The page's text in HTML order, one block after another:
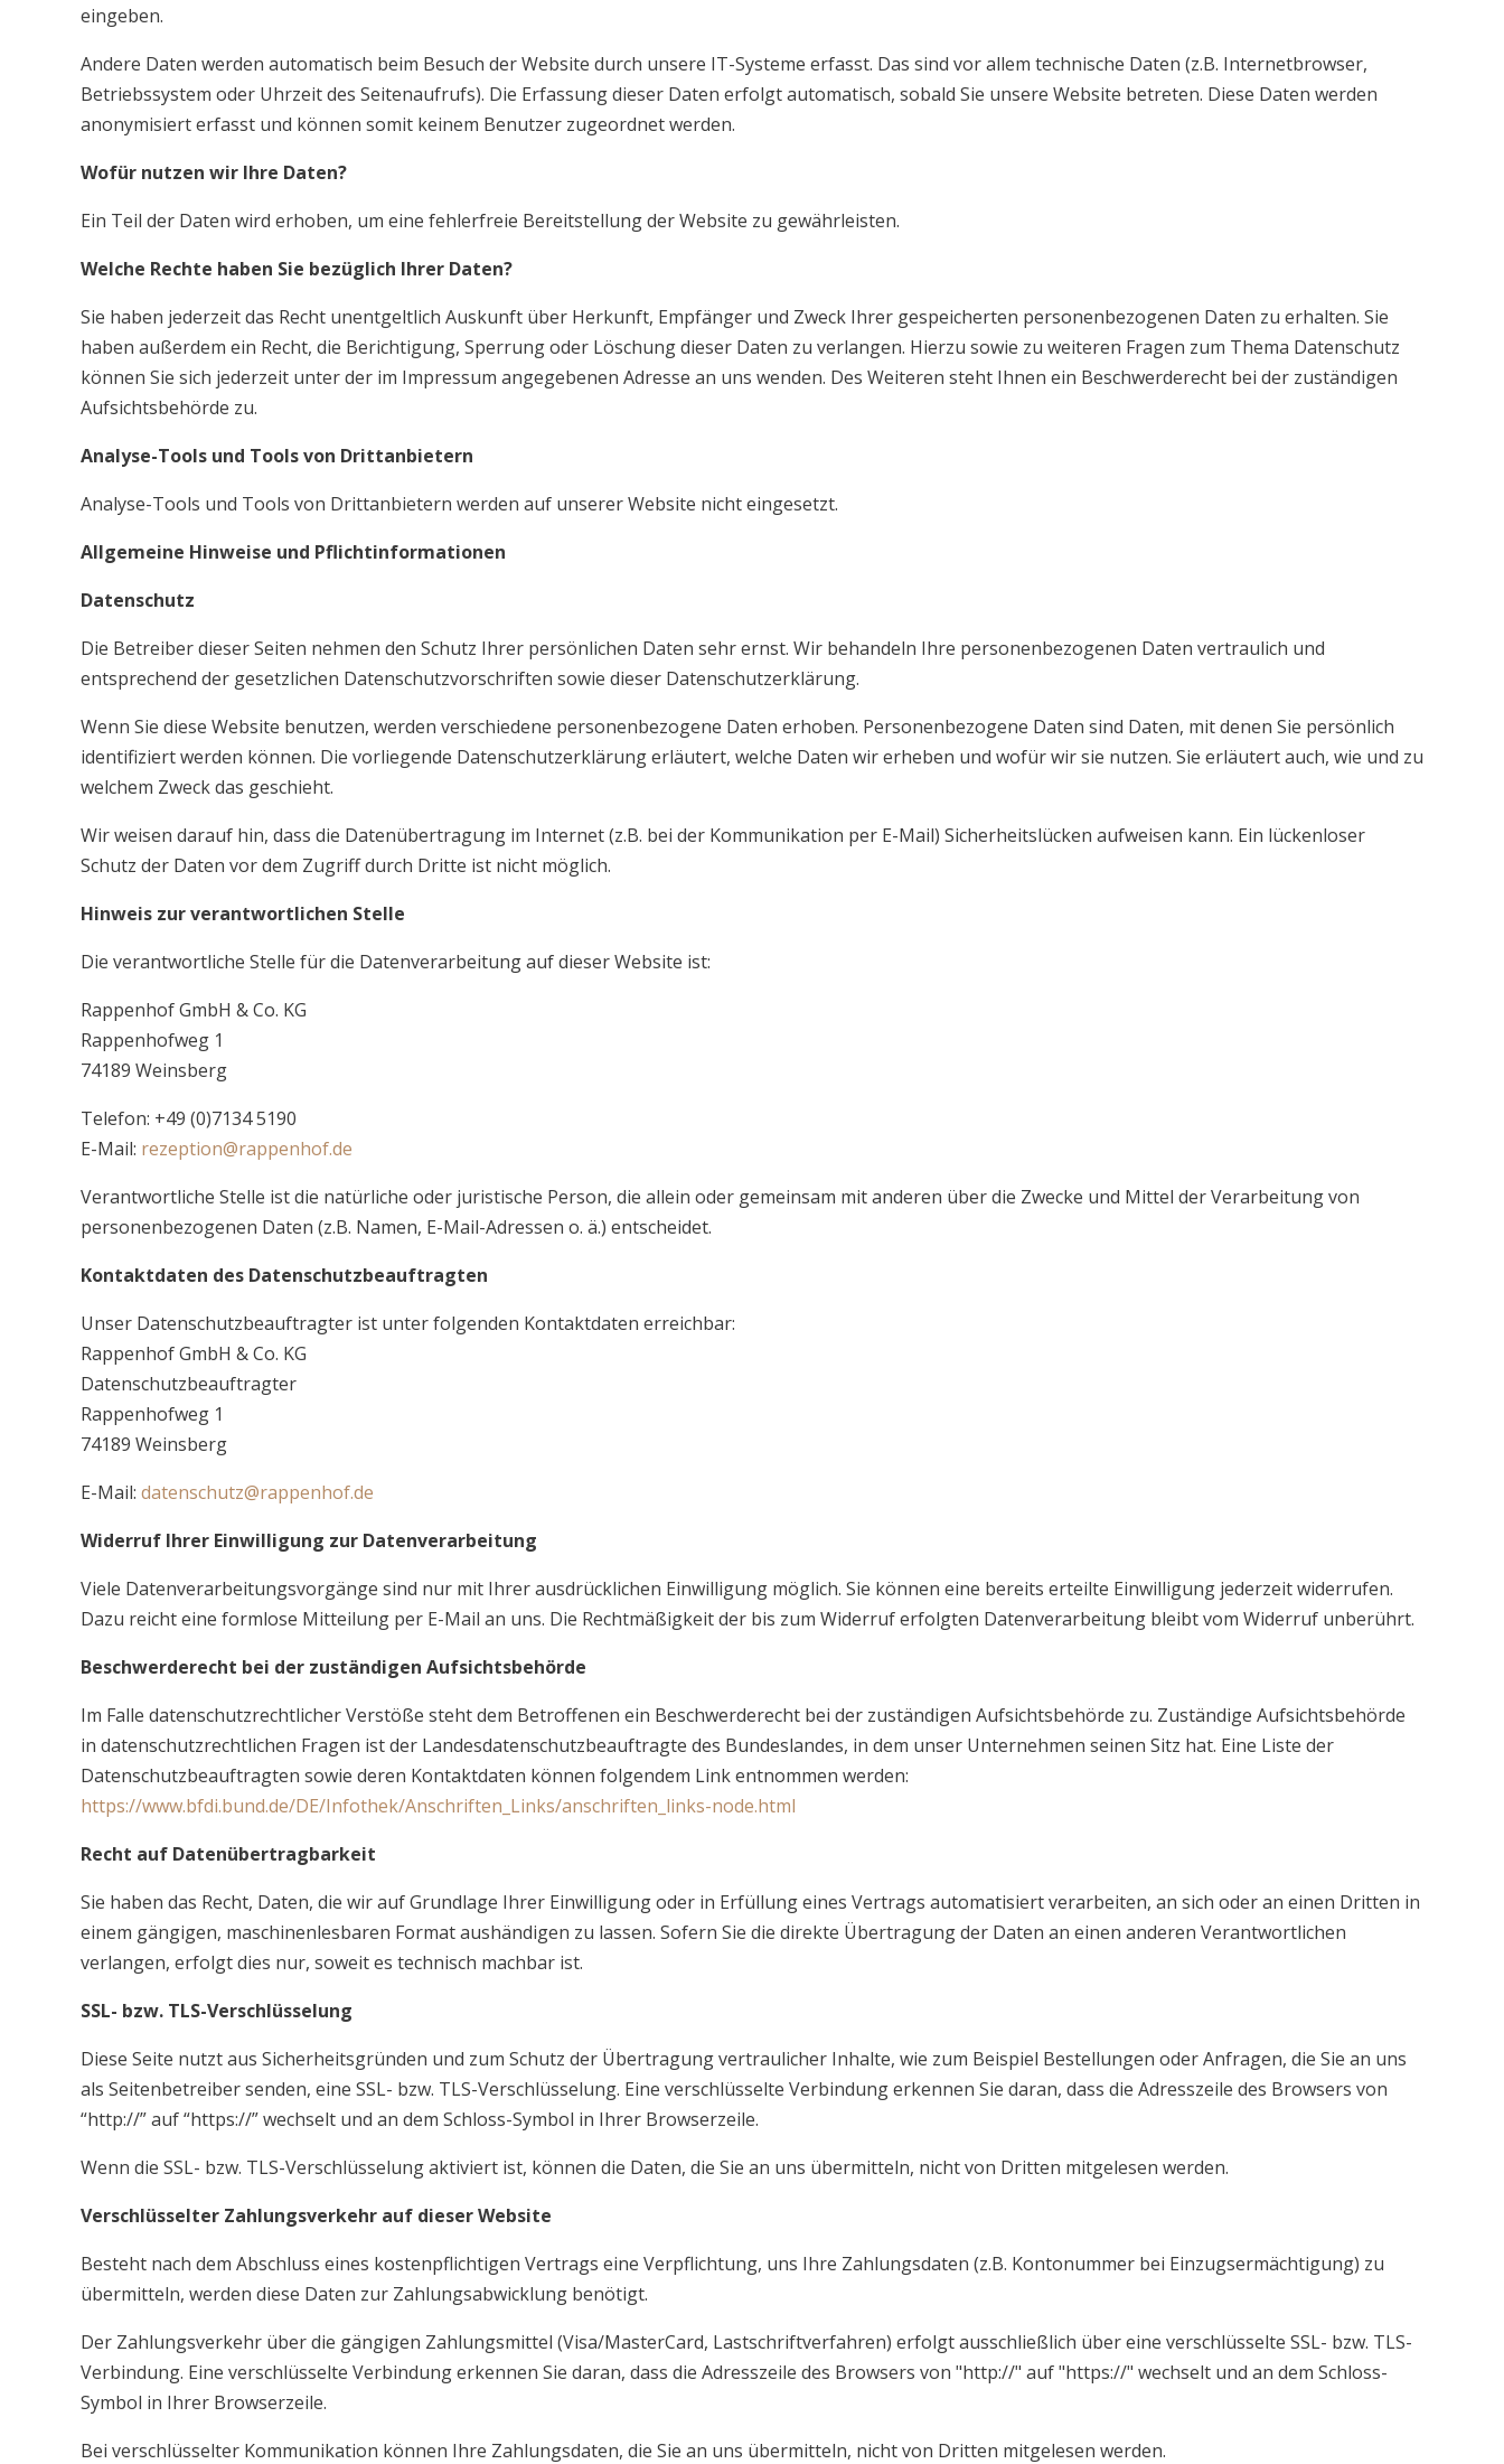
eingeben.
Andere Daten werden automatisch beim Besuch der Website durch unsere IT-Systeme erfasst. Das sind vor allem technische Daten (z.B. Internetbrowser,
Betriebssystem oder Uhrzeit des Seitenaufrufs). Die Erfassung dieser Daten erfolgt automatisch, sobald Sie unsere Website betreten. Diese Daten werden
anonymisiert erfasst und können somit keinem Benutzer zugeordnet werden.
Wofür nutzen wir Ihre Daten?
Ein Teil der Daten wird erhoben, um eine fehlerfreie Bereitstellung der Website zu gewährleisten.
Welche Rechte haben Sie bezüglich Ihrer Daten?
Sie haben jederzeit das Recht unentgeltlich Auskunft über Herkunft, Empfänger und Zweck Ihrer gespeicherten personenbezogenen Daten zu erhalten. Sie
haben außerdem ein Recht, die Berichtigung, Sperrung oder Löschung dieser Daten zu verlangen. Hierzu sowie zu weiteren Fragen zum Thema Datenschutz
können Sie sich jederzeit unter der im Impressum angegebenen Adresse an uns wenden. Des Weiteren steht Ihnen ein Beschwerderecht bei der zuständigen
Aufsichtsbehörde zu.
Analyse-Tools und Tools von Drittanbietern
Analyse-Tools und Tools von Drittanbietern werden auf unserer Website nicht eingesetzt.
Allgemeine Hinweise und Pflichtinformationen
Datenschutz
Die Betreiber dieser Seiten nehmen den Schutz Ihrer persönlichen Daten sehr ernst. Wir behandeln Ihre personenbezogenen Daten vertraulich und
entsprechend der gesetzlichen Datenschutzvorschriften sowie dieser Datenschutzerklärung.
Wenn Sie diese Website benutzen, werden verschiedene personenbezogene Daten erhoben. Personenbezogene Daten sind Daten, mit denen Sie persönlich
identifiziert werden können. Die vorliegende Datenschutzerklärung erläutert, welche Daten wir erheben und wofür wir sie nutzen. Sie erläutert auch, wie und zu
welchem Zweck das geschieht.
Wir weisen darauf hin, dass die Datenübertragung im Internet (z.B. bei der Kommunikation per E-Mail) Sicherheitslücken aufweisen kann. Ein lückenloser
Schutz der Daten vor dem Zugriff durch Dritte ist nicht möglich.
Hinweis zur verantwortlichen Stelle
Die verantwortliche Stelle für die Datenverarbeitung auf dieser Website ist:
Rappenhof GmbH & Co. KG
Rappenhofweg 1
74189 Weinsberg
Telefon: +49 (0)7134 5190
E-Mail: rezeption@rappenhof.de
Verantwortliche Stelle ist die natürliche oder juristische Person, die allein oder gemeinsam mit anderen über die Zwecke und Mittel der Verarbeitung von
personenbezogenen Daten (z.B. Namen, E-Mail-Adressen o. ä.) entscheidet.
Kontaktdaten des Datenschutzbeauftragten
Unser Datenschutzbeauftragter ist unter folgenden Kontaktdaten erreichbar:
Rappenhof GmbH & Co. KG
Datenschutzbeauftragter
Rappenhofweg 1
74189 Weinsberg
E-Mail: datenschutz@rappenhof.de
Widerruf Ihrer Einwilligung zur Datenverarbeitung
Viele Datenverarbeitungsvorgänge sind nur mit Ihrer ausdrücklichen Einwilligung möglich. Sie können eine bereits erteilte Einwilligung jederzeit widerrufen.
Dazu reicht eine formlose Mitteilung per E-Mail an uns. Die Rechtmäßigkeit der bis zum Widerruf erfolgten Datenverarbeitung bleibt vom Widerruf unberührt.
Beschwerderecht bei der zuständigen Aufsichtsbehörde
Im Falle datenschutzrechtlicher Verstöße steht dem Betroffenen ein Beschwerderecht bei der zuständigen Aufsichtsbehörde zu. Zuständige Aufsichtsbehörde
in datenschutzrechtlichen Fragen ist der Landesdatenschutzbeauftragte des Bundeslandes, in dem unser Unternehmen seinen Sitz hat. Eine Liste der
Datenschutzbeauftragten sowie deren Kontaktdaten können folgendem Link entnommen werden:
https://www.bfdi.bund.de/DE/Infothek/Anschriften_Links/anschriften_links-node.html
Recht auf Datenübertragbarkeit
Sie haben das Recht, Daten, die wir auf Grundlage Ihrer Einwilligung oder in Erfüllung eines Vertrags automatisiert verarbeiten, an sich oder an einen Dritten in
einem gängigen, maschinenlesbaren Format aushändigen zu lassen. Sofern Sie die direkte Übertragung der Daten an einen anderen Verantwortlichen
verlangen, erfolgt dies nur, soweit es technisch machbar ist.
SSL- bzw. TLS-Verschlüsselung
Diese Seite nutzt aus Sicherheitsgründen und zum Schutz der Übertragung vertraulicher Inhalte, wie zum Beispiel Bestellungen oder Anfragen, die Sie an uns
als Seitenbetreiber senden, eine SSL- bzw. TLS-Verschlüsselung. Eine verschlüsselte Verbindung erkennen Sie daran, dass die Adresszeile des Browsers von
“http://” auf “https://” wechselt und an dem Schloss-Symbol in Ihrer Browserzeile.
Wenn die SSL- bzw. TLS-Verschlüsselung aktiviert ist, können die Daten, die Sie an uns übermitteln, nicht von Dritten mitgelesen werden.
Verschlüsselter Zahlungsverkehr auf dieser Website
Besteht nach dem Abschluss eines kostenpflichtigen Vertrags eine Verpflichtung, uns Ihre Zahlungsdaten (z.B. Kontonummer bei Einzugsermächtigung) zu
übermitteln, werden diese Daten zur Zahlungsabwicklung benötigt.
Der Zahlungsverkehr über die gängigen Zahlungsmittel (Visa/MasterCard, Lastschriftverfahren) erfolgt ausschließlich über eine verschlüsselte SSL- bzw. TLS-
Verbindung. Eine verschlüsselte Verbindung erkennen Sie daran, dass die Adresszeile des Browsers von "http://" auf "https://" wechselt und an dem Schloss-
Symbol in Ihrer Browserzeile.
Bei verschlüsselter Kommunikation können Ihre Zahlungsdaten, die Sie an uns übermitteln, nicht von Dritten mitgelesen werden.